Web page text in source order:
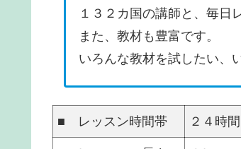
１３２カ国の講師と、毎日
また、教材も豊富です。
いろんな教材を試したい、
■ レッスン時間帯 ２４時